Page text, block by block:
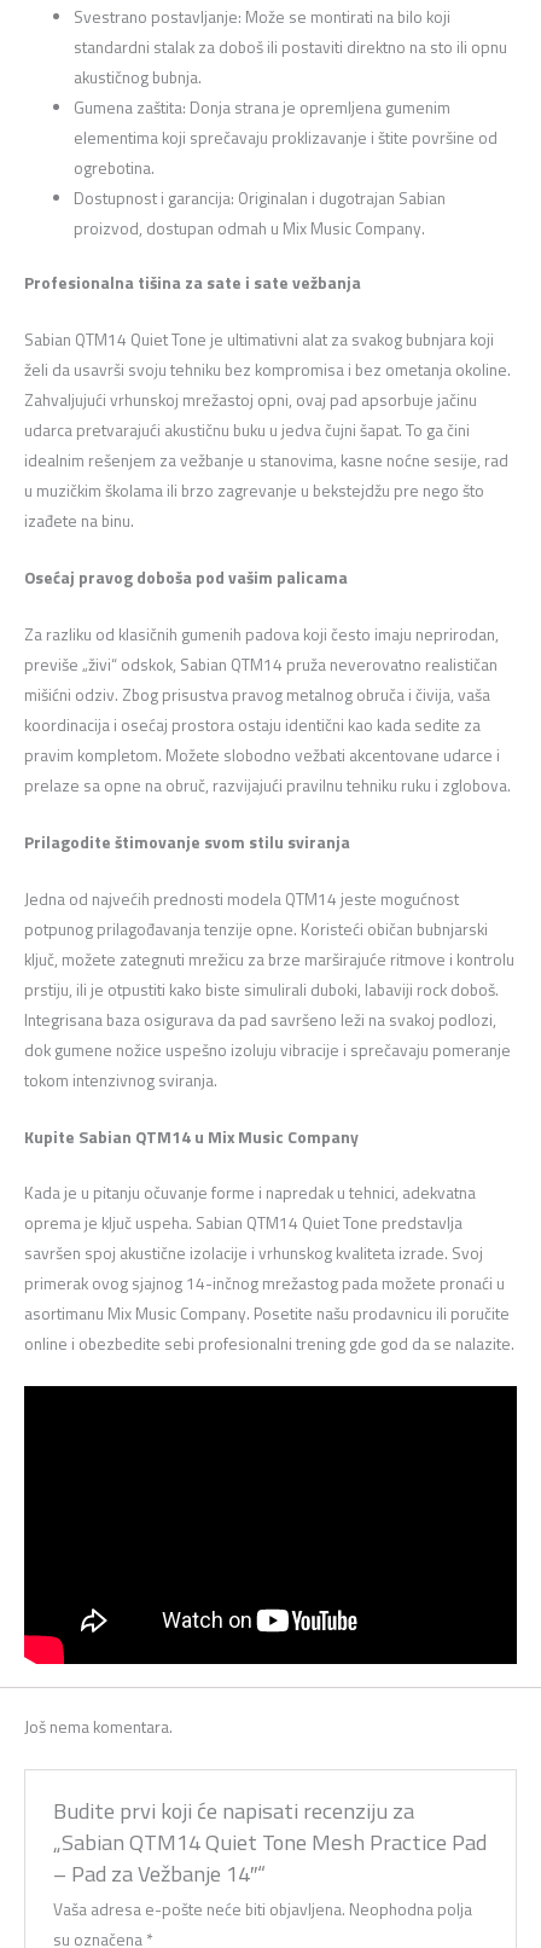
Svestrano postavljanje: Može se montirati na bilo koji
standardni stalak za doboš ili postaviti direktno na sto ili opnu
akustičnog bubnja.
Gumena zaštita: Donja strana je opremljena gumenim
elementima koji sprečavaju proklizavanje i štite površine od
ogrebotina.
Dostupnost i garancija: Originalan i dugotrajan Sabian
proizvod, dostupan odmah u Mix Music Company.
Profesionalna tišina za sate i sate vežbanja
Sabian QTM14 Quiet Tone je ultimativni alat za svakog bubnjara koji
želi da usavrši svoju tehniku bez kompromisa i bez ometanja okoline.
Zahvaljujući vrhunskoj mrežastoj opni, ovaj pad apsorbuje jačinu
udarca pretvarajući akustičnu buku u jedva čujni šapat. To ga čini
idealnim rešenjem za vežbanje u stanovima, kasne noćne sesije, rad
u muzičkim školama ili brzo zagrevanje u bekstejdžu pre nego što
izađete na binu.
Osećaj pravog doboša pod vašim palicama
Za razliku od klasičnih gumenih padova koji često imaju neprirodan,
previše „živi“ odskok, Sabian QTM14 pruža neverovatno realističan
mišićni odziv. Zbog prisustva pravog metalnog obruča i čivija, vaša
koordinacija i osećaj prostora ostaju identični kao kada sedite za
pravim kompletom. Možete slobodno vežbati akcentovane udarce i
prelaze sa opne na obruč, razvijajući pravilnu tehniku ruku i zglobova.
Prilagodite štimovanje svom stilu sviranja
Jedna od najvećih prednosti modela QTM14 jeste mogućnost
potpunog prilagođavanja tenzije opne. Koristeći običan bubnjarski
ključ, možete zategnuti mrežicu za brze marširajuće ritmove i kontrolu
prstiju, ili je otpustiti kako biste simulirali duboki, labaviji rock doboš.
Integrisana baza osigurava da pad savršeno leži na svakoj podlozi,
dok gumene nožice uspešno izoluju vibracije i sprečavaju pomeranje
tokom intenzivnog sviranja.
Kupite Sabian QTM14 u Mix Music Company
Kada je u pitanju očuvanje forme i napredak u tehnici, adekvatna
oprema je ključ uspeha. Sabian QTM14 Quiet Tone predstavlja
savršen spoj akustične izolacije i vrhunskog kvaliteta izrade. Svoj
primerak ovog sjajnog 14-inčnog mrežastog pada možete pronaći u
asortimanu Mix Music Company. Posetite našu prodavnicu ili poručite
online i obezbedite sebi profesionalni trening gde god da se nalazite.
Još nema komentara.
Budite prvi koji će napisati recenziju za
„Sabian QTM14 Quiet Tone Mesh Practice Pad
– Pad za Vežbanje 14″“
Vaša adresa e-pošte neće biti objavljena. Neophodna polja
su označena *